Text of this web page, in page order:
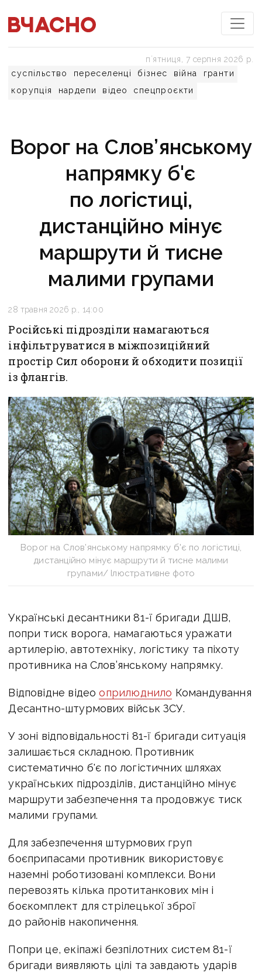
суспільство переселенці бізнес війна
гранти
корупція
нардепи відео спецпроєкти
пʼятниця, 7 серпня 2026 р.
Ворог на Слов’янському
напрямку б'є
по логістиці,
дистанційно мінує
маршрути й тисне
малими групами
28 травня 2026 р., 14:00
Російські підрозділи намагаються
інфільтруватися в міжпозиційний
простір Сил оборони й обходити позиції
із флангів.
Ворог на Слов’янському напрямку б'є по логістиці,
дистанційно мінує маршрути й тисне малими
групами/ Ілюстративне фото
Українські десантники 81-ї бригади ДШВ,
попри тиск ворога, намагаються уражати
артилерію, автотехніку, логістику та піхоту
противника на Слов’янському напрямку.
Відповідне відеооприлюднило Командування
Десантно-штурмових військ ЗСУ.
У зоні відповідальності 81-ї бригади ситуація
залишається складною. Противник
систематично б'є по логістичних шляхах
українських підрозділів, дистанційно мінує
маршрути забезпечення та продовжує тиск
малими групами.
Для забезпечення штурмових груп
боєприпасами противник використовує
наземні роботизовані комплекси. Вони
перевозять кілька протитанкових мін і
боєкомплект для стрілецької зброї
до районів накопичення.
Попри це, екіпажі безпілотних систем 81-ї
бригади виявляють цілі та завдають ударів